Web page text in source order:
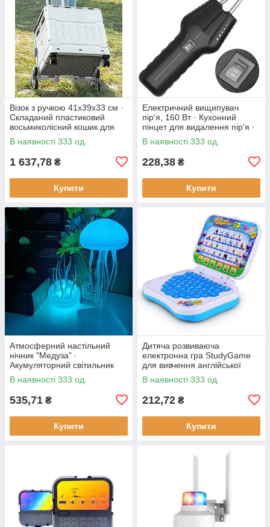
Візок з ручкою 41х39х33 см ·
Складаний пластиковий
восьмиколісний кошик для
продуктів
В наявності 333 од.
1 637,78 ₴
Купити
Електричний вищипувач
пір'я, 160 Вт · Кухонний
пінцет для видалення пір'я ·
Інструмент - щипці для
ощипування птиці
В наявності 333 од.
228,38 ₴
Купити
Атмосферний настільний
нічник "Медуза" ∙
Акумуляторний світильник
В наявності 333 од.
535,71 ₴
Купити
Дитяча розвиваюча
електронна гра StudyGame
для вивчення англійської
мови · Інтерактивний
комп'ютер для дитини
В наявності 333 од.
212,72 ₴
Купити